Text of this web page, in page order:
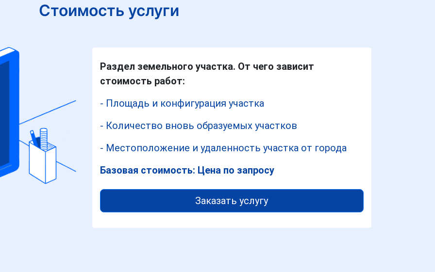
Стоимость услуги
Раздел земельного участка. От чего зависит
стоимость работ:
- Площадь и конфигурация участка
- Количество вновь образуемых участков
- Местоположение и удаленность участка от города
Базовая стоимость: Цена по запросу
Заказать услугу